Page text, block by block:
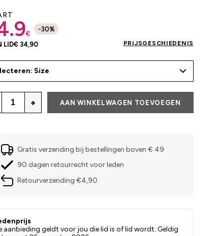
€
-30%
LID€ 34,90 PRIJSGESCHIEDENIS
Size
+ AAN WINKELWAGEN TOEVOEGEN
Gratis verzending bij bestellingen boven € 49
90 dagen retourrecht voor leden
Retourverzending €4,90
aanbieding geldt voor jou die lid is of lid wordt. Geldig